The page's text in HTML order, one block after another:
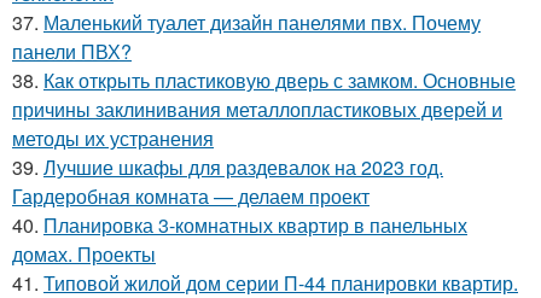
37. Маленький туалет дизайн панелями пвх. Почему
панели ПВХ?
38. Как открыть пластиковую дверь с замком. Основные
причины заклинивания металлопластиковых дверей и
методы их устранения
39. Лучшие шкафы для раздевалок на 2023 год.
Гардеробная комната — делаем проект
40. Планировка 3-комнатных квартир в панельных
домах. Проекты
41. Типовой жилой дом серии П-44 планировки квартир.